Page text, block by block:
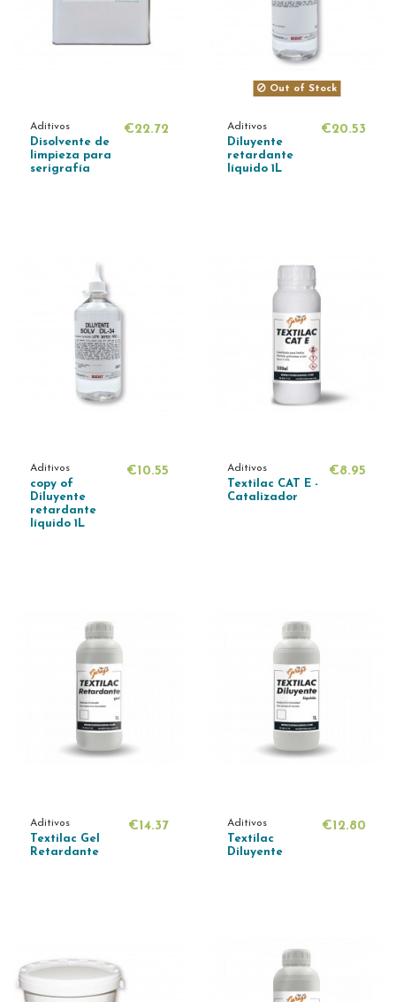
Aditivos
Disolvente de
limpieza para
serigrafía
€22.72
Out of Stock
Aditivos
Diluyente
retardante
líquido 1L
€20.53
Aditivos
copy of
Diluyente
retardante
líquido 1L
€10.55 Aditivos
Textilac CAT E -
Catalizador
€8.95
Aditivos
Textilac Gel
Retardante
€14.37 Aditivos
Textilac
Diluyente
€12.80